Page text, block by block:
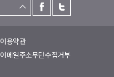
이용약관
이메일주소무단수집거부